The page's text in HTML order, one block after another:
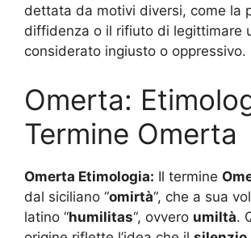
dettata da motivi diversi, come la
diffidenza o il rifiuto di legittimare
considerato ingiusto o oppressivo.
Omerta:
Termine Omerta
Omerta Etimologia: Il termine
dal siciliano “omirtà“, che a sua
latino “humilitas“, ovvero umiltà.